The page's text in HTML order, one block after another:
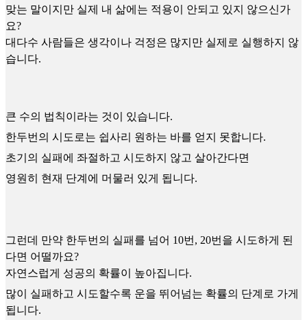
맞는 말이지만 실제 내 삶에는 적용이 안되고 있지 않으신가
요?
대다수 사람들은 생각이나 걱정은 많지만 실제로 실행하지 않
습니다.
큰 수의 법칙이라는 것이 있습니다.
한두번의 시도로는 쉽사리 원하는 바를 얻지 못합니다.
초기의 실패에 좌절하고 시도하지 않고 살아간다면
영원히 현재 단계에 머물러 있게 됩니다.
그런데 만약 한두번의 실패를 넘어 10번, 20번을 시도하게 된
다면 어떨까요?
자연스럽게 성공의 확률이 높아집니다.
많이 실패하고 시도할수록 운을 뛰어넘는 확률의 단계로 가게
됩니다.